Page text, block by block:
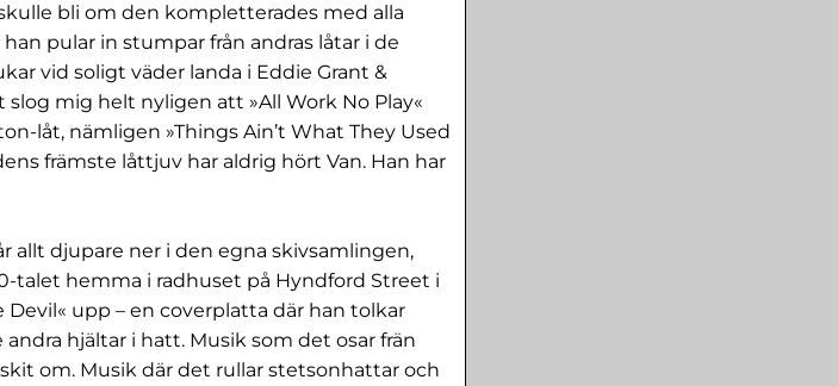
bli om den kompletterades med alla
pular in stumpar från andras låtar i de
vid soligt väder landa i Eddie Grant &
slog mig helt nyligen att »All Work No Play«
låt, nämligen »Things Ain’t What They Used
främste låttjuv har aldrig hört Van. Han har
allt djupare ner i den egna skivsamlingen,
talet hemma i radhuset på Hyndford Street i
Devil« upp – en coverplatta där han tolkar
hjältar i hatt. Musik som det osar frän
om. Musik där det rullar stetsonhattar och